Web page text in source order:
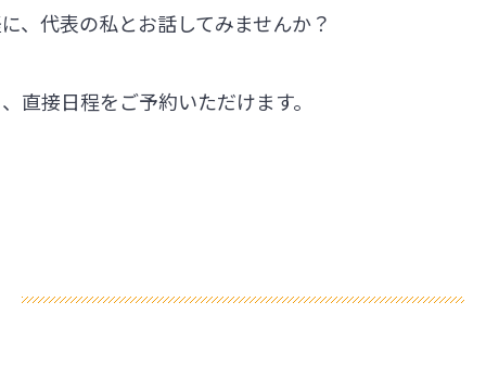
、代表の私とお話してみませんか？
直接日程をご予約いただけます。